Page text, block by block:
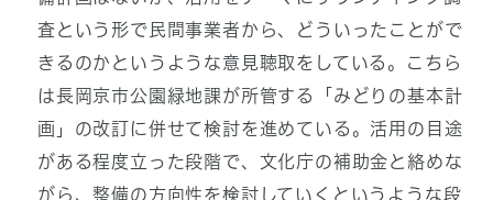
査という形で民間事業者から、どういったことがで
きるのかというような意見聴取をしている。こちら
は長岡京市公園緑地課が所管する「みどりの基本計
画」の改訂に併せて検討を進めている。活用の目途
がある程度立った段階で、文化庁の補助金と絡めな
がら、整備の方向性を検討していくというような段